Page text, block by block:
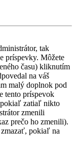
tak
príspevky. Môžete
času) kliknutím
na váš
malý doplnok pod
tento príspevok
pokiaľ zatiaľ nikto
zmenili
prečo ho zmenili).
pokiaľ na